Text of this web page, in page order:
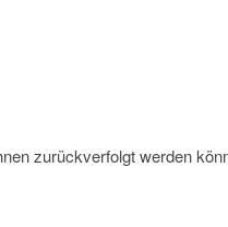
zurückverfolgt werden